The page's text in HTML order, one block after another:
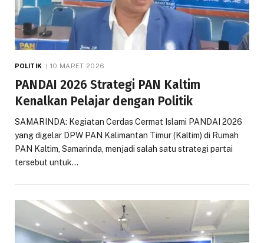
POLITIK 10 MARET 2026
PANDAI 2026 Strategi PAN Kaltim
Kenalkan Pelajar dengan Politik
SAMARINDA: Kegiatan Cerdas Cermat Islami PANDAI 2026
yang digelar DPW PAN Kalimantan Timur (Kaltim) di Rumah
PAN Kaltim, Samarinda, menjadi salah satu strategi partai
tersebut untuk…